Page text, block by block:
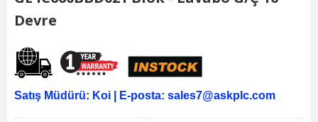
Devre
Satış Müdürü: Koi | E-posta: sales7@askplc.com